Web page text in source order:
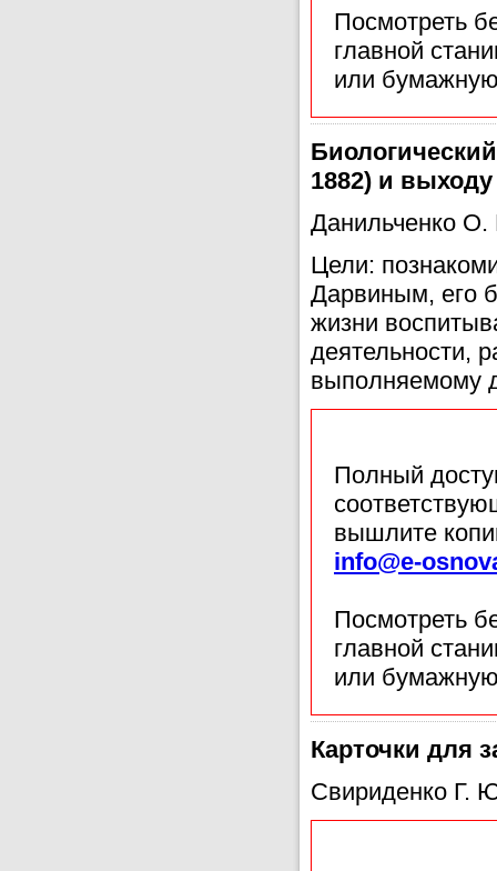
Посмотреть
главной
или
1882) и
Данильченко О.
Цели:
Дарвиным, его
жизни
деятельности,
выполняемому
Полный
вышлите
info@e-
Посмотреть
главной
или
Карточки для
Свириденко Г.